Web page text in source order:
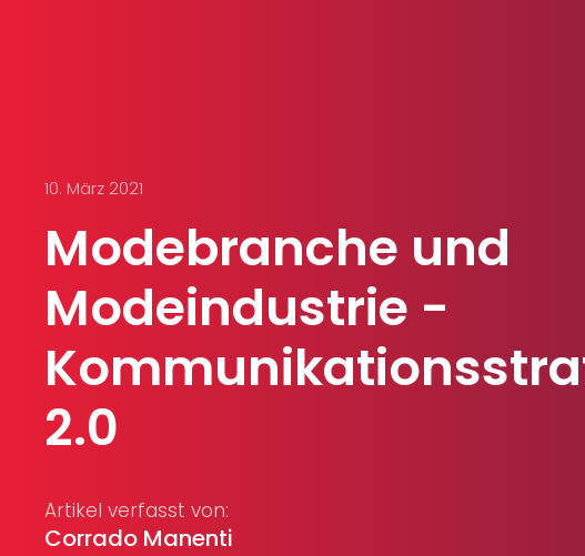
10. März 2021
Modebranche und
Modeindustrie -
2.0
Artikel verfasst von:
Corrado Manenti